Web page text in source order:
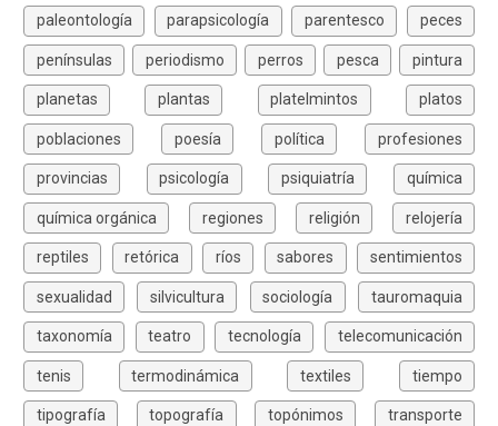
paleontología parapsicología parentesco peces
penínsulas periodismo perros pesca pintura
planetas plantas platelmintos platos
poblaciones poesía política profesiones
provincias psicología psiquiatría química
química orgánica regiones religión relojería
reptiles retórica ríos sabores sentimientos
sexualidad silvicultura sociología tauromaquia
taxonomía teatro tecnología telecomunicación
tenis termodinámica textiles tiempo
tipografía topografía topónimos transporte